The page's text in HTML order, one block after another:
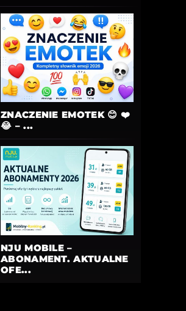
ZNACZENIE EMOTEK 😊 ❤️
😂 – ...
NJU MOBILE –
ABONAMENT. AKTUALNE
OFE...